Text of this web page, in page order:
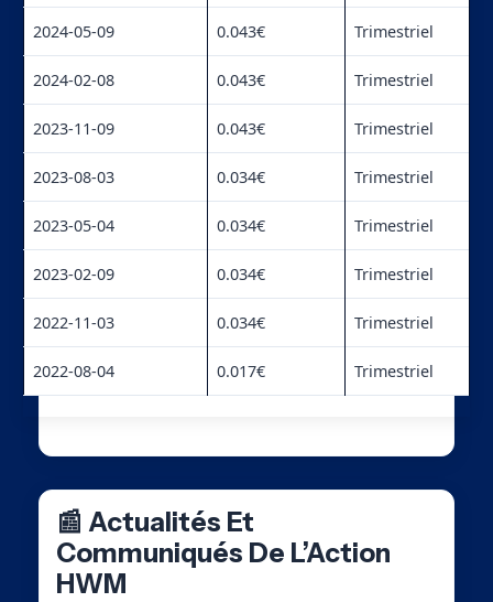
2024-05-09 0.043€ Trimestriel
2024-02-08 0.043€ Trimestriel
2023-11-09 0.043€ Trimestriel
2023-08-03 0.034€ Trimestriel
2023-05-04 0.034€ Trimestriel
2023-02-09 0.034€ Trimestriel
2022-11-03 0.034€ Trimestriel
2022-08-04 0.017€ Trimestriel
📰 Actualités Et
Communiqués De L’Action
HWM